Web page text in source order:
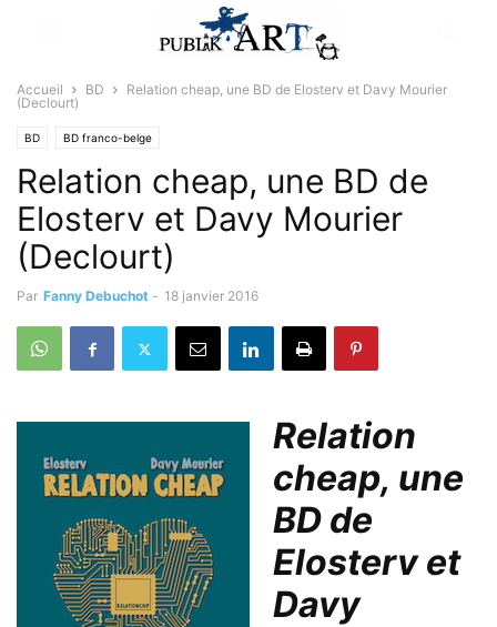
Accueil BD
Relation cheap, une BD de Elosterv et Davy Mourier
(Declourt)
BD BD franco-belge
Relation cheap, une BD de
Elosterv et Davy Mourier
(Declourt)
Par Fanny Debuchot - 18 janvier 2016
Relation
cheap, une
BD de
Elosterv et
Davy